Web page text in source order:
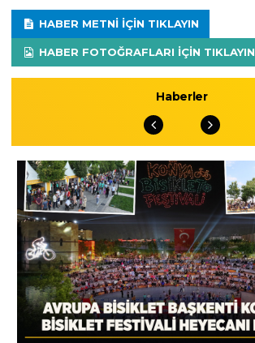
HABER METNI IÇIN TIKLAYIN
HABER FOTOĞRAFLARI IÇIN TIKLAYIN
Haberler